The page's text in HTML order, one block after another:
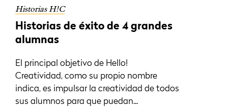
Historias H!C
Historias de éxito de 4 grandes
alumnas
El principal objetivo de Hello!
Creatividad, como su propio nombre
indica, es impulsar la creatividad de todos
sus alumnos para que puedan...